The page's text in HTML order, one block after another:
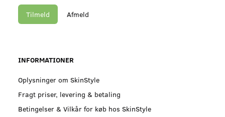
Tilmeld Afmeld
INFORMATIONER
Oplysninger om SkinStyle
Fragt priser, levering & betaling
Betingelser & Vilkår for køb hos SkinStyle